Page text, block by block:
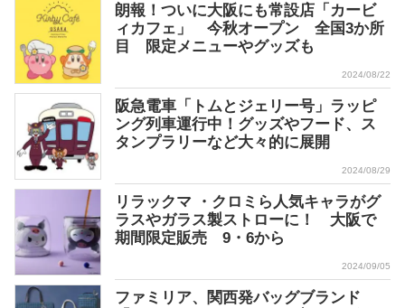
朗報！ついに大阪にも常設店「カービ
ィカフェ」 今秋オープン 全国3か所
目 限定メニューやグッズも
2024/08/22
阪急電車「トムとジェリー号」ラッピ
ング列車運行中！グッズやフード、ス
タンプラリーなど大々的に展開
2024/08/29
リラックマ ・クロミら人気キャラがグ
ラスやガラス製ストローに！ 大阪で
期間限定販売 9・6から
2024/09/05
ファミリア、関西発バッグブランド